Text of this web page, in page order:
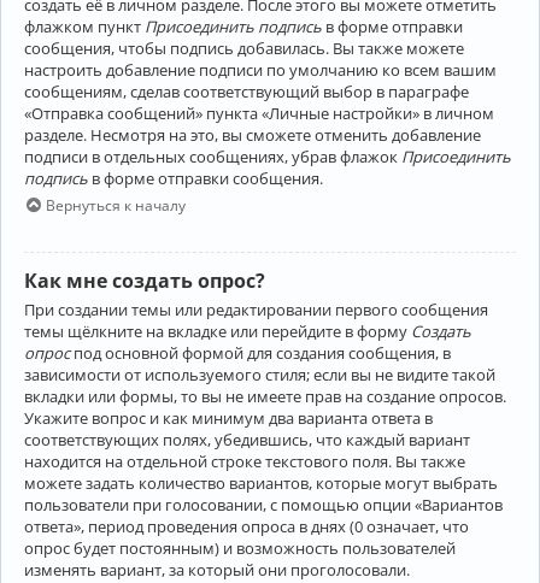
флажком пункт Присоединить подпись в форме отправки
сообщения, чтобы подпись добавилась. Вы также можете
настроить добавление подписи по умолчанию ко всем вашим
сообщениям, сделав соответствующий выбор в параграфе
«Отправка сообщений» пункта «Личные настройки» в личном
разделе. Несмотря на это, вы сможете отменить добавление
подписи в отдельных сообщениях, убрав флажок Присоединить
подпись в форме отправки сообщения.
Вернуться к началу
Как мне создать опрос?
При создании темы или редактировании первого сообщения
темы щёлкните на вкладке или перейдите в форму Создать
опроспод основной формой для создания сообщения, в
зависимости от используемого стиля; если вы не видите такой
вкладки или формы, то вы не имеете прав на создание опросов.
Укажите вопрос и как минимум два варианта ответа в
соответствующих полях, убедившись, что каждый вариант
находится на отдельной строке текстового поля. Вы также
можете задать количество вариантов, которые могут выбрать
пользователи при голосовании, с помощью опции «Вариантов
ответа», период проведения опроса в днях (0 означает, что
опрос будет постоянным) и возможность пользователей
изменять вариант, за который они проголосовали.